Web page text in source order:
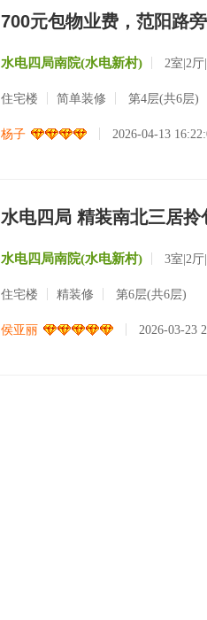
700元包物业费，范阳路
水电四局南院(水电新村) 2室|2厅
住宅楼 简单装修 第4层(共6层)
杨子 2026-04-13
水电四局 精装南北三居拎
水电四局南院(水电新村) 3室|2厅
住宅楼 精装修 第6层(共6层)
侯亚丽 2026-03-23